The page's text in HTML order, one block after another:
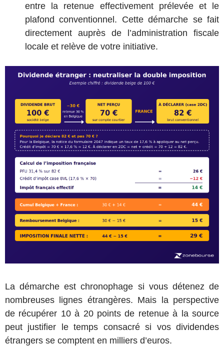
entre la retenue effectivement prélevée et le
plafond conventionnel. Cette démarche se fait
directement auprès de l’administration fiscale
locale et relève de votre initiative.
La démarche est chronophage si vous détenez de
nombreuses lignes étrangères. Mais la perspective
de récupérer 10 à 20 points de retenue à la source
peut justifier le temps consacré si vos dividendes
étrangers se comptent en milliers d’euros.